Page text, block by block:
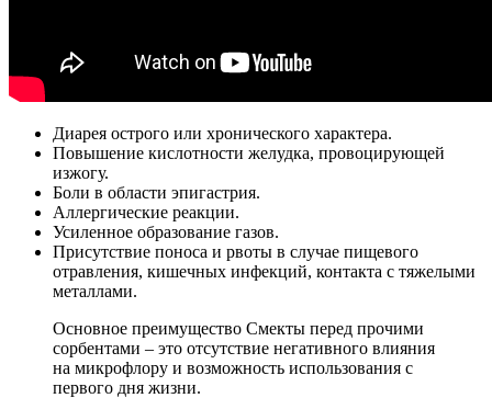
Диарея острого или хронического характера.
Повышение кислотности желудка, провоцирующей
изжогу.
Боли в области эпигастрия.
Аллергические реакции.
Усиленное образование газов.
Присутствие поноса и рвоты в случае пищевого
отравления, кишечных инфекций, контакта с тяжелыми
металлами.
Основное преимущество Смекты перед прочими
сорбентами – это отсутствие негативного влияния
на микрофлору и возможность использования с
первого дня жизни.